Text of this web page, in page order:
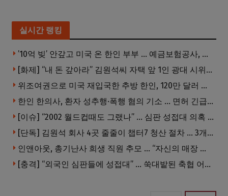
실시간 랭킹
’10억 빚’ 안갚고 미국 온 한인 부부 … 예금보험공사, 미국서 소송
[화제] “내 돈 갚아라” 김원석씨 자택 앞 1인 광대 시위 … 한인 투자사, “108만 달러 못받아”
위조여권으로 미국 재입국한 추방 한인, 120만 달러 은행 사기 행각
한인 한의사, 환자 성추행·폭행 혐의 기소 … 면허 긴급정지
[이슈] “2002 월드컵때도 그랬나” … 심판 성접대 의혹 해외로 일파만파, 4강 신화까지 불똥
[단독] 김원석 회사 4곳 줄줄이 챕터7 청산 절차 … 3개 법인 같은 날 동시 파산 신청
인앤아웃, 총기난사 희생 직원 추모 … “자신의 매장 운영이 꿈이었다”
[충격] “외국인 심판들에 성접대” … 쑥대밭된 축협 어디까지 추락하나